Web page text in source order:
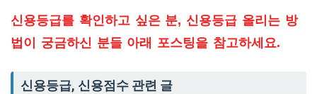
신용등급를 확인하고 싶은 분, 신용등급 올리는 방
법이 궁금하신 분들 아래 포스팅을 참고하세요.
신용등급, 신용점수 관련 글